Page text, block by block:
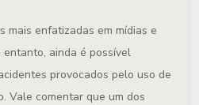
mais enfatizadas em mídias e
entanto, ainda é possível
provocados pelo uso de
Vale comentar que um dos